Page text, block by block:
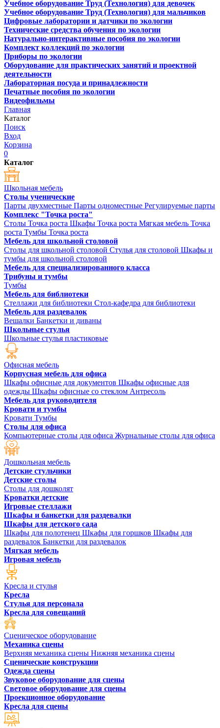
Учебное оборудование Труд (Технология) для девочек
Учебное оборудование Труд (Технология) для мальчиков
Цифровые лаборатории и датчики по экологии
Технические средства обучения по экологии
Натурально-интерактивные пособия по экологии
Комплект коллекций по экологии
Приборы по экологии
Оборудование для практических занятий и проектной
деятельности
Лабораторная посуда и принадлежности
Печатные пособия по экологии
Видеофильмы
Главная
Каталог
Поиск
Вход
Корзина
0
Каталог
Школьная мебель
Столы ученические
Парты двухместные Парты одноместные Регулируемые парты
Комплекс "Точка роста"
Столы Точка роста Шкафы Точка роста Мягкая мебель Точка
роста Тумбы Точка роста
Мебель для школьной столовой
Столы для школьной столовой Стулья для столовой Шкафы и
тумбы для школьной столовой
Мебель для специализированного класса
Трибуны и тумбы
Тумбы
Мебель для библиотеки
Стеллажи для библиотеки Стол-кафедра для библиотеки
Мебель для раздевалок
Вешалки Банкетки и диваны
Школьные стулья
Школьные стулья пластиковые
Офисная мебель
Корпусная мебель для офиса
Шкафы офисные для документов Шкафы офисные для
одежды Шкафы офисные со стеклом Антресоль
Мебель для руководителя
Кровати и тумбы
Кровати Тумбы
Столы для офиса
Компьютерные столы для офиса Журнальные столы для офиса
Дошкольная мебель
Детские стульчики
Детские столы
Столы для дошколят
Кроватки детские
Игровые стеллажи
Шкафы и банкетки для раздевалки
Шкафы для детского сада
Шкафы для полотенец Шкафы для горшков Шкафы для
раздевалок Банкетки для раздевалок
Мягкая мебель
Игровая мебель
Кресла и стулья
Кресла
Стулья для персонала
Кресла для совещаний
Сценическое оборудование
Механика сцены
Верхняя механика сцены Нижняя механика сцены
Сценические конструкции
Одежда сцены
Звуковое оборудование для сцены
Световое оборудование для сцены
Проекционное оборудование
Кресла для сцены